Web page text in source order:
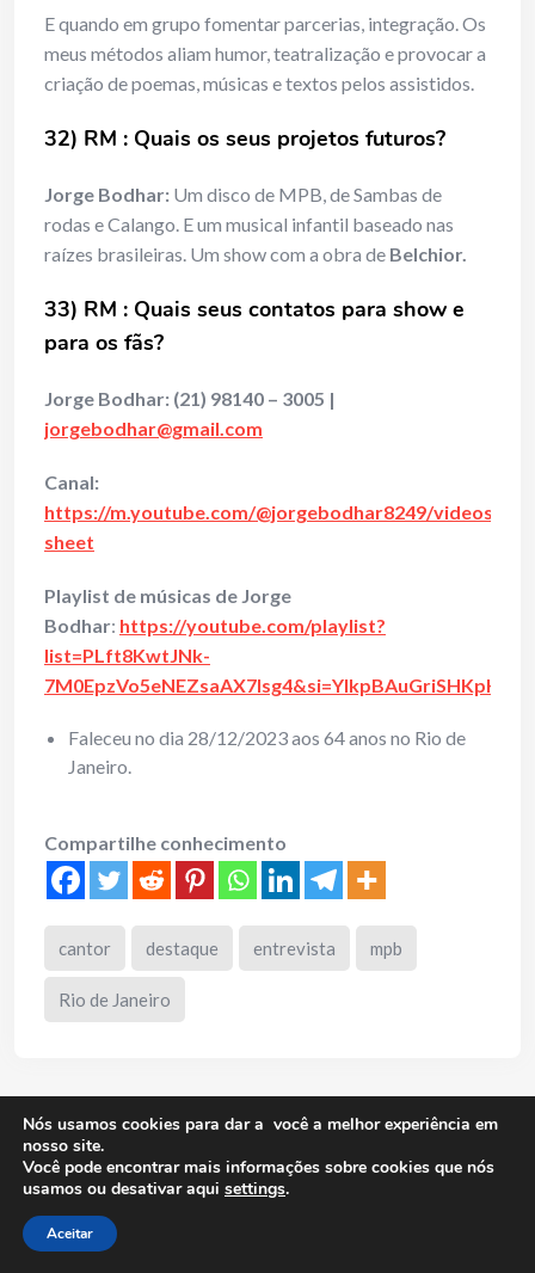
E quando em grupo fomentar parcerias, integração. Os
meus métodos aliam humor, teatralização e provocar a
criação de poemas, músicas e textos pelos assistidos.
32) RM : Quais os seus projetos futuros?
Jorge Bodhar: Um disco de MPB, de Sambas de
rodas e Calango. E um musical infantil baseado nas
raízes brasileiras. Um show com a obra de Belchior.
33) RM : Quais seus contatos para show e
para os fãs?
Jorge Bodhar: (21) 98140 – 3005 |
jorgebodhar@gmail.com
Canal:
https://m.youtube.com/@jorgebodhar8249/
sheet
Playlist de músicas de Jorge
Bodhar: https://youtube.com/playlist?
list=PLft8KwtJNk-
7M0EpzVo5eNEZsaAX7lsg4&si=YlkpBAuGriSHKpHf
Faleceu no dia 28/12/2023 aos 64 anos no Rio de
Janeiro.
Compartilhe conhecimento
cantor destaque entrevista mpb
Rio de Janeiro
Leave a Comment
O seu endereço de e-mail não será publicado.
obrigatórios são marcados com
Nós usamos cookies para dar a você a melhor experiência em
nosso site.
Você pode encontrar mais informações sobre cookies que nós
usamos ou desativar aqui settings.
Aceitar